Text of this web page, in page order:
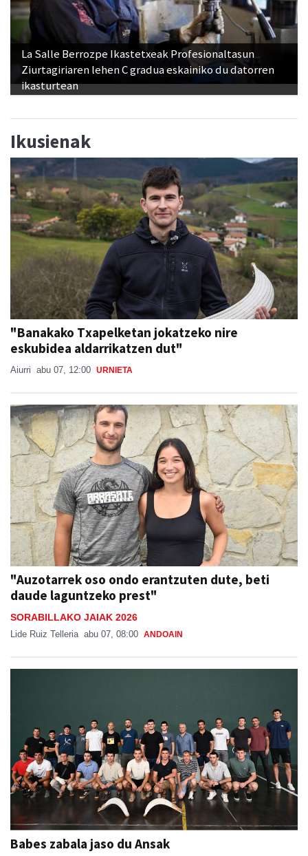
La Salle Berrozpe Ikastetxeak Profesionaltasun
Ziurtagiriaren lehen C gradua eskainiko du datorren
ikasturtean
Ikusienak
"Banakako Txapelketan jokatzeko nire
eskubidea aldarrikatzen dut"
Aiurri abu 07, 12:00 URNIETA
"Auzotarrek oso ondo erantzuten dute, beti
daude laguntzeko prest"
SORABILLAKO JAIAK 2026
Lide Ruiz Telleria abu 07, 08:00 ANDOAIN
Babes zabala jaso du Ansak